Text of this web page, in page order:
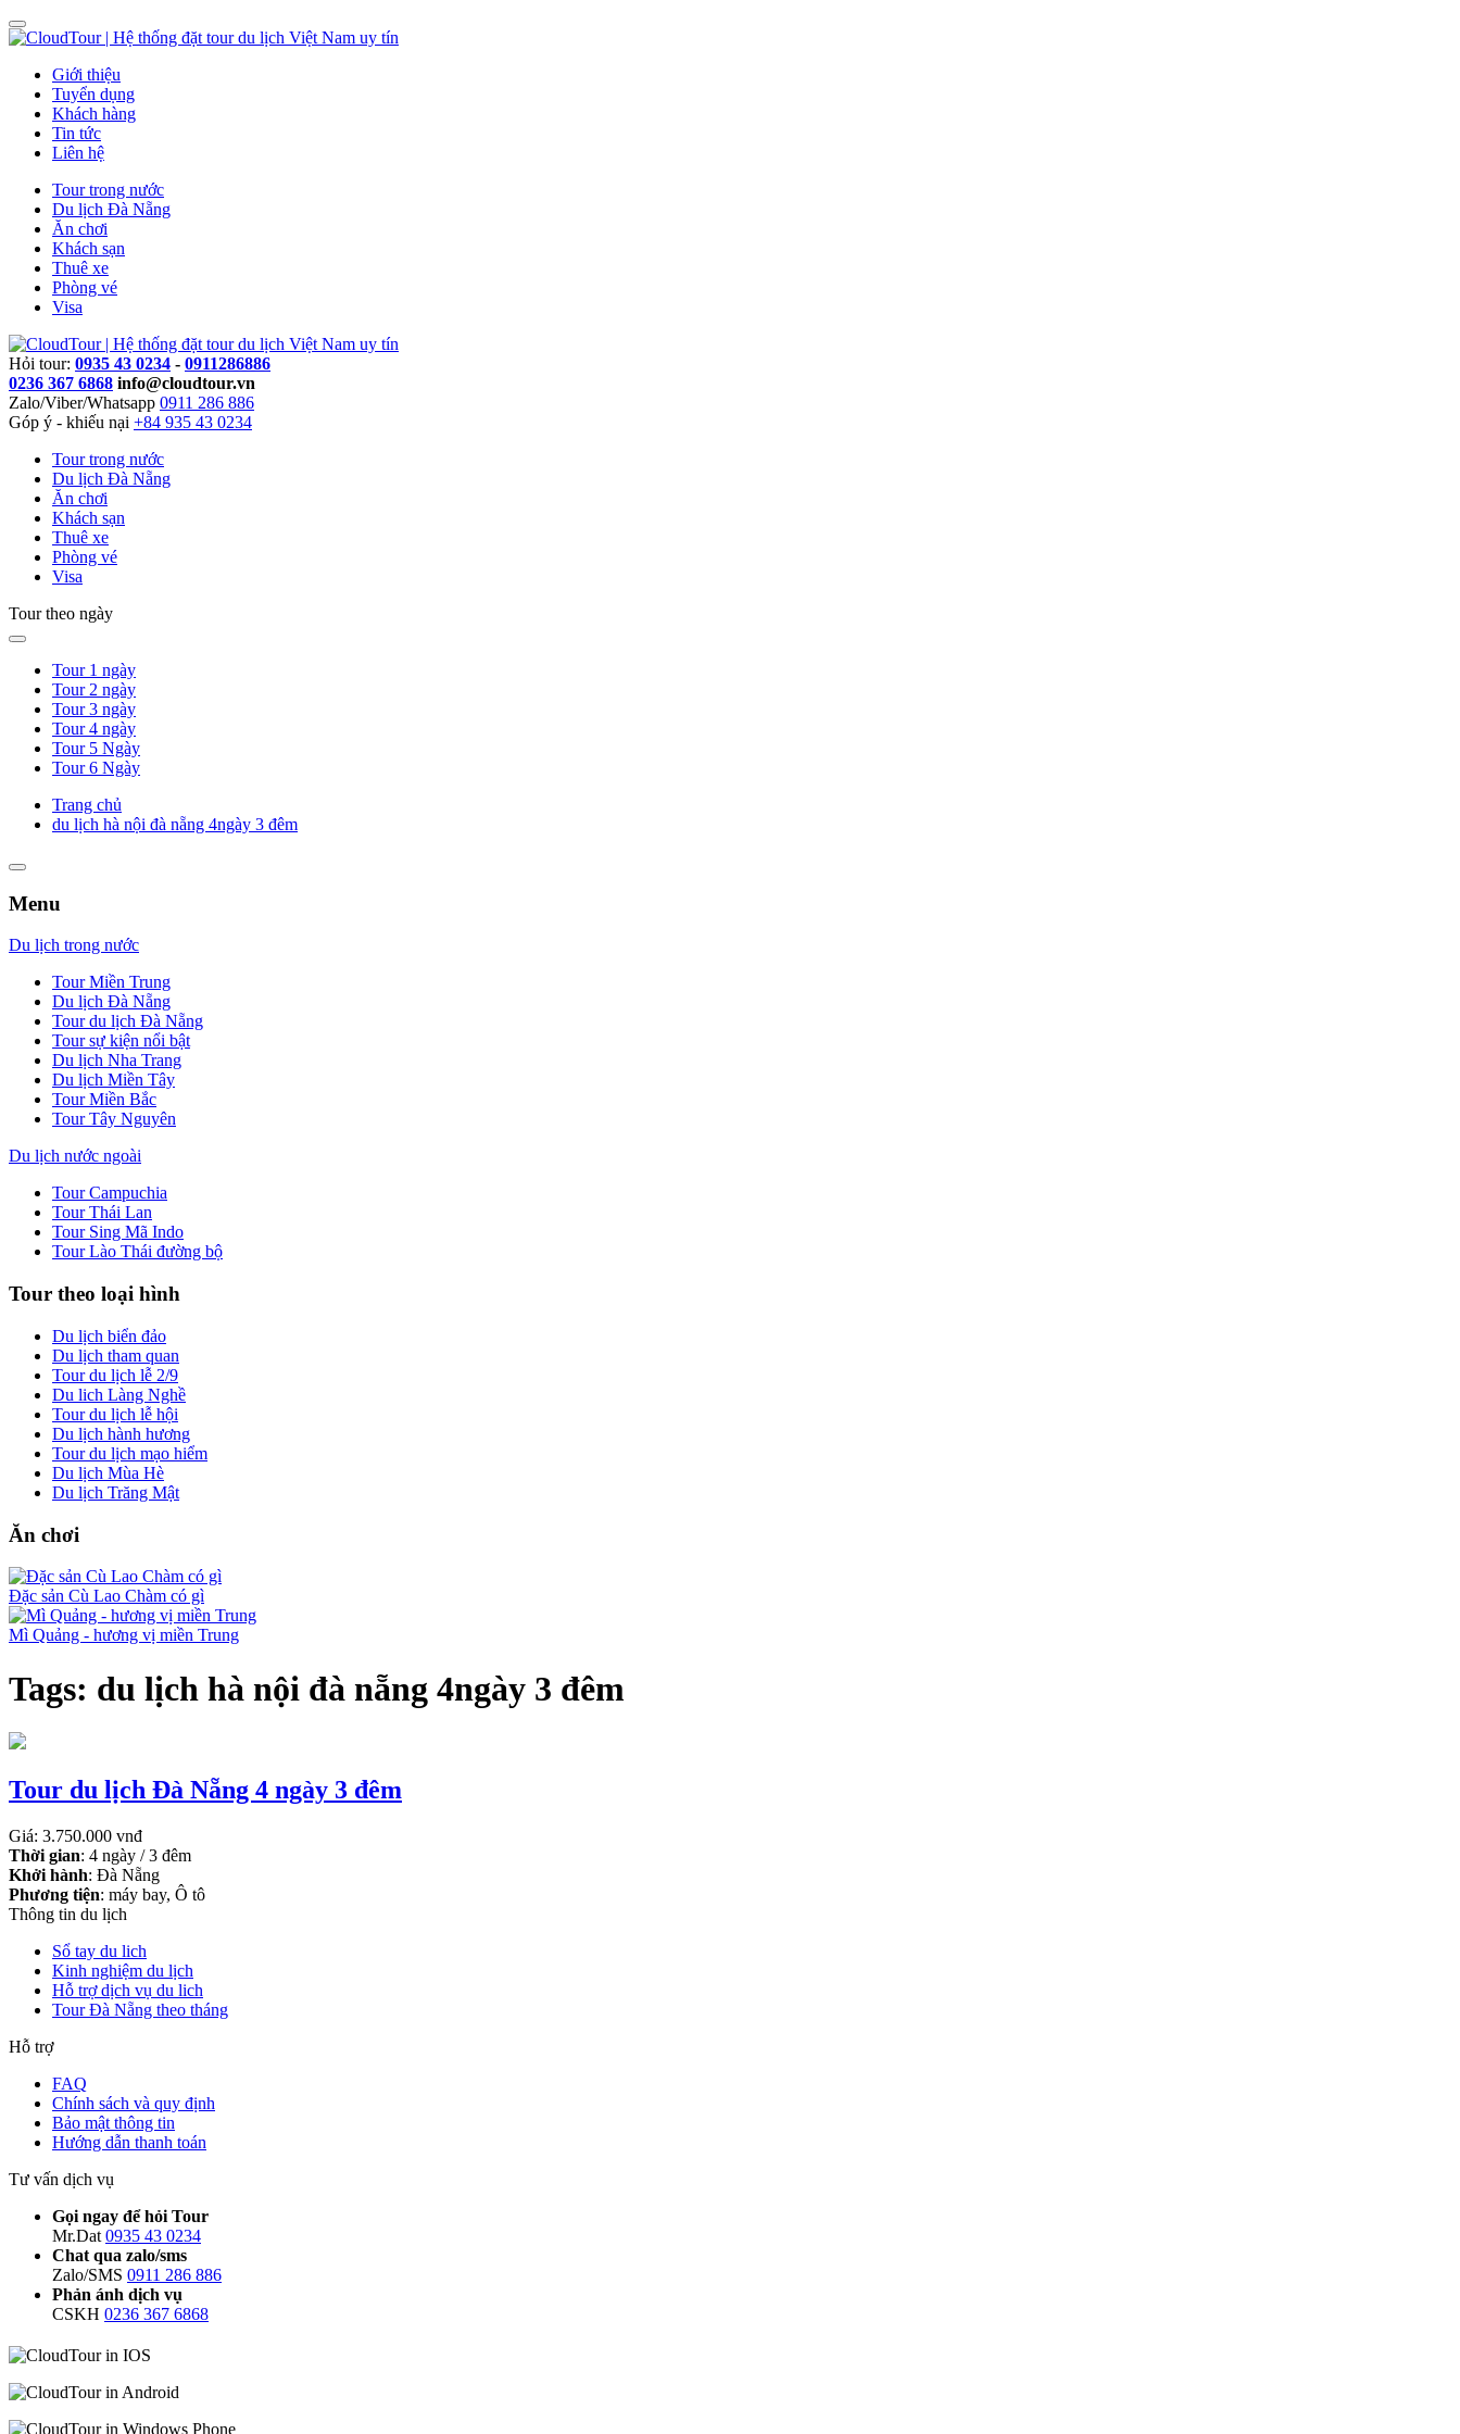
Giới thiệu
Tuyển dụng
Khách hàng
Tin tức
Liên hệ
Tour trong nước
Du lịch Đà Nẵng
Ăn chơi
Khách sạn
Thuê xe
Phòng vé
Visa
Hỏi tour: 0935 43 0234 - 0911286886
0236 367 6868 info@cloudtour.vn
Zalo/Viber/Whatsapp 0911 286 886
Góp ý - khiếu nại +84 935 43 0234
Tour trong nước
Du lịch Đà Nẵng
Ăn chơi
Khách sạn
Thuê xe
Phòng vé
Visa
Tour theo ngày
Tour 1 ngày
Tour 2 ngày
Tour 3 ngày
Tour 4 ngày
Tour 5 Ngày
Tour 6 Ngày
Trang chủ
du lịch hà nội đà nẵng 4ngày 3 đêm
Menu
Du lịch trong nước
Tour Miền Trung
Du lịch Đà Nẵng
Tour du lịch Đà Nẵng
Tour sự kiện nổi bật
Du lịch Nha Trang
Du lịch Miền Tây
Tour Miền Bắc
Tour Tây Nguyên
Du lịch nước ngoài
Tour Campuchia
Tour Thái Lan
Tour Sing Mã Indo
Tour Lào Thái đường bộ
Tour theo loại hình
Du lịch biển đảo
Du lịch tham quan
Tour du lịch lễ 2/9
Du lich Làng Nghề
Tour du lịch lễ hội
Du lịch hành hương
Tour du lịch mạo hiểm
Du lịch Mùa Hè
Du lịch Trăng Mật
Ăn chơi
Đặc sản Cù Lao Chàm có gì
Mì Quảng - hương vị miền Trung
Tags: du lịch hà nội đà nẵng 4ngày 3 đêm
Tour du lịch Đà Nẵng 4 ngày 3 đêm
Giá: 3.750.000 vnđ
Thời gian: 4 ngày / 3 đêm
Khởi hành: Đà Nẵng
Phương tiện: máy bay, Ô tô
Thông tin du lịch
Sổ tay du lich
Kinh nghiệm du lịch
Hỗ trợ dịch vụ du lich
Tour Đà Nẵng theo tháng
Hỗ trợ
FAQ
Chính sách và quy định
Bảo mật thông tin
Hướng dẫn thanh toán
Tư vấn dịch vụ
Gọi ngay để hỏi Tour
Mr.Dat 0935 43 0234
Chat qua zalo/sms
Zalo/SMS 0911 286 886
Phản ánh dịch vụ
CSKH 0236 367 6868